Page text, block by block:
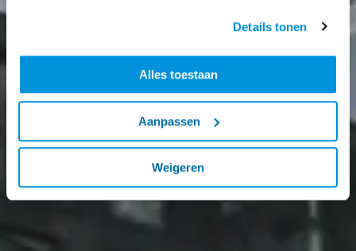
Details tonen
Alles toestaan
Aanpassen
Weigeren